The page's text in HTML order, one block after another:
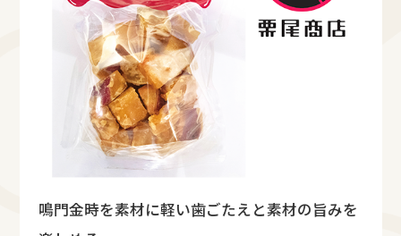
鳴門金時を素材に軽い歯ごたえと素材の旨みを